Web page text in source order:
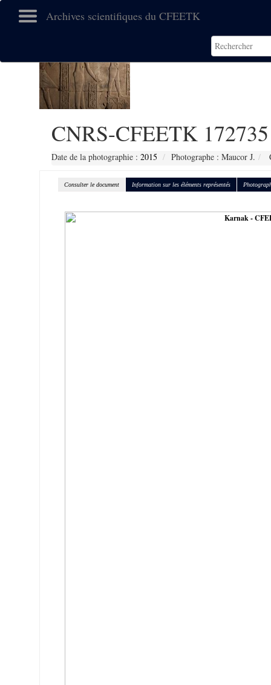
Archives scientifiques du CFEETK
CNRS-CFEETK 172735
Date de la photographie : 2015 Photographe : Maucor J.
Consulter le document Information sur les éléments représentés